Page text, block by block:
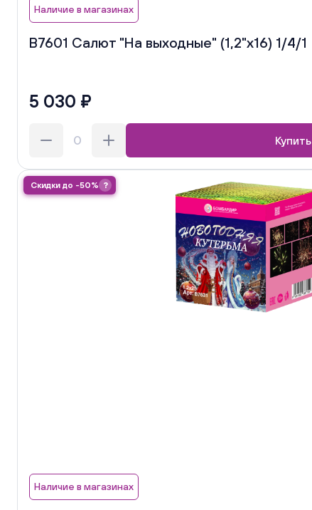
Наличие в магазинах
В7601 Салют "На выходные" (1,2"х16) 1/4/1
5 030 ₽
Купить
Скидки до -50% ?
Наличие в магазинах